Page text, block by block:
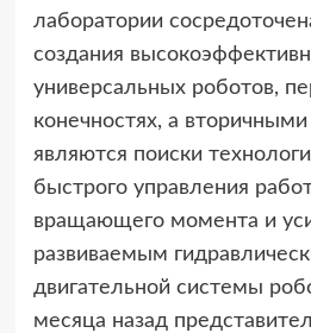
лаборатории
создания
универсальных роботов,
конечностях, а
являются поиски
быстрого управления
вращающего момента и
развиваемым
двигательной системы
месяца назад